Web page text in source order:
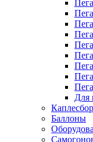
Для
Баллоны